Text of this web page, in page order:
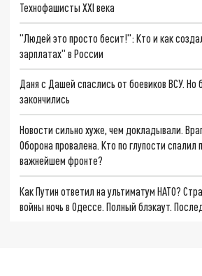
Технофашисты XXI века
"Людей это просто бесит!": Кто и как
зарплатах" в России
Даня с Дашей спаслись от боевиков ВСУ.
закончились
Новости сильно хуже, чем докладывали.
Оборона провалена. Кто по глупости спалил
важнейшем фронте?
Как Путин ответил на ультиматум НАТО?
войны ночь в Одессе. Полный блэкаут.